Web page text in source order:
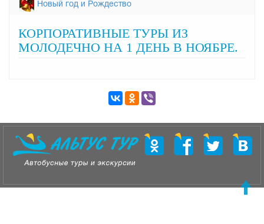
Новый год и Рождество
КОРПОРАТИВНЫЕ ТУРЫ ИЗ
МОЛОДЕЧНО НА 1 ДЕНЬ В НОЯБРЕ.